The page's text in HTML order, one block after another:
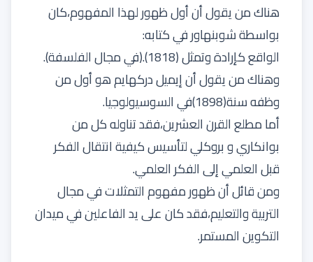
هناك من يقول أن أول ظهور لهذا المفهوم،كان
بواسطة شوبنهاور في كتابه:
الواقع كإرادة وتمثل (1818).(في مجال الفلسفة).
وهناك من يقول أن إيميل دركهايم هو أول من
وظفه سنة(1898)في السوسيولوجيا.
أما مطلع القرن العشرين،فقد تناوله كل من
بوانكاري و بروكلي لتأسيس كيفية انتقال الفكر
قبل العلمي إلى الفكر العلمي.
ومن قائل أن ظهور مفهوم التمثلات في مجال
التربية والتعليم،فقد كان على يد الفاعلين في ميدان
التكوين المستمر.